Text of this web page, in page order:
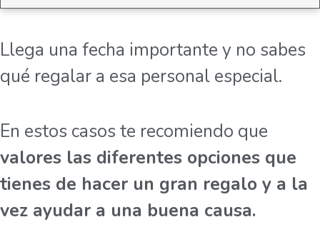
Llega una fecha importante y no sabes
qué regalar a esa personal especial.
En estos casos te recomiendo que
valores las diferentes opciones que
tienes de hacer un gran regalo y a la
vez ayudar a una buena causa.